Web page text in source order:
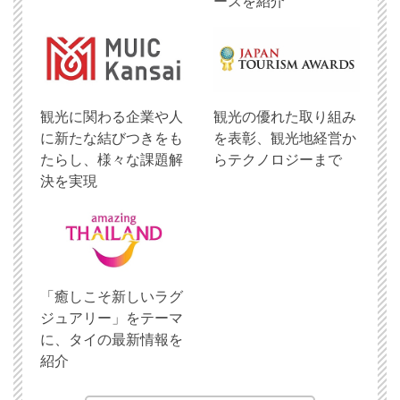
観光に関わる企業や人
に新たな結びつきをも
たらし、様々な課題解
決を実現
観光の優れた取り組み
を表彰、観光地経営か
らテクノロジーまで
「癒しこそ新しいラグ
ジュアリー」をテーマ
に、タイの最新情報を
紹介